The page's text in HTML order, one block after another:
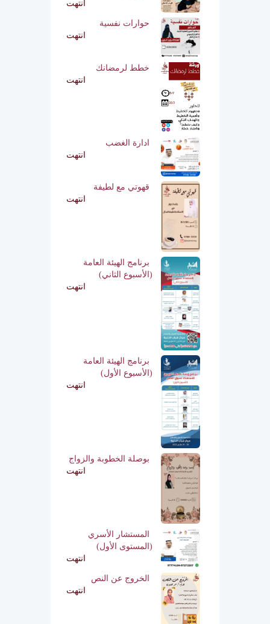
انتهت
حوارات نفسية
انتهت
خطط لرمضانك
انتهت
ادارة الغضب
انتهت
قهوتي مع لطيفة
انتهت
برنامج الهيئة العامة
(الأسبوع الثاني)
انتهت
برنامج الهيئة العامة
(الأسبوع الأول)
انتهت
بوصلة الخطوبة والزواج
انتهت
المستشار الأسري
(المستوى الأول)
انتهت
الخروج عن النص
انتهت